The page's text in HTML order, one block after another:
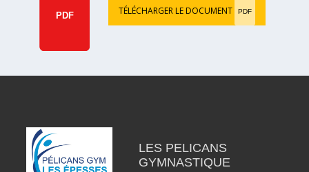
PDF TÉLÉCHARGER LE DOCUMENT PDF
LES PELICANS
GYMNASTIQUE